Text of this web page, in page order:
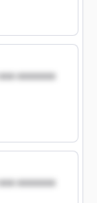
xxxxxxx
xxxxxxx